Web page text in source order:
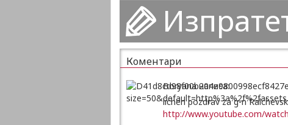
Коментари
Boryana написа:
lichen pozdrav za g-n
http://www.youtube.com/